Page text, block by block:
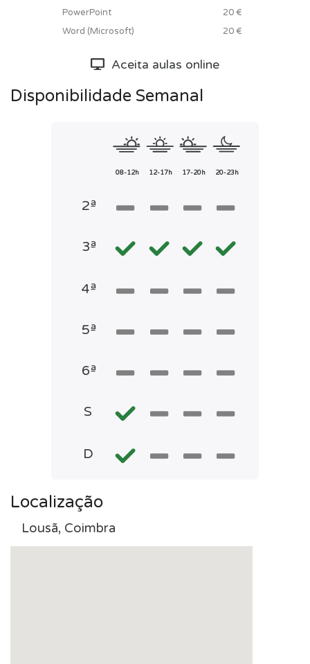
PowerPoint
20 €
Word (Microsoft)
20 €
Aceita aulas online
Disponibilidade Semanal
08-12h 12-17h 17-20h 20-23h
2ª
3ª
4ª
5ª
6ª
S
D
Localização
Lousã, Coimbra